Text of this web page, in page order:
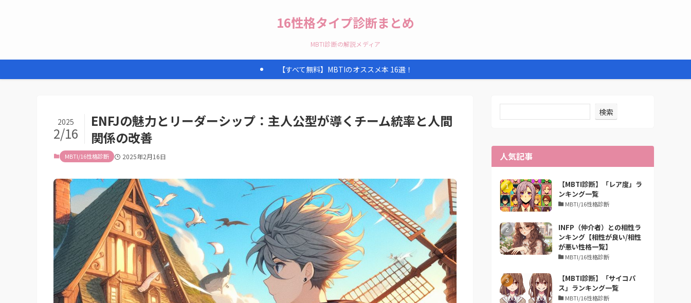
16性格タイプ診断まとめ
MBTI診断の解説メディア
【すべて無料】MBTIのオススメ本 16選！
ENFJの魅力とリーダーシップ：主人公型が導くチーム統率と人間
関係の改善
2025
2/16
MBTI/16性格診断 2025年2月16日
検索
人気記事
【MBTI診断】「レア度」ラ
ンキング一覧
MBTI/16性格診断
INFP（仲介者）との相性ラ
ンキング【相性が良い/相性
が悪い性格一覧】
MBTI/16性格診断
【MBTI診断】「サイコパ
ス」ランキング一覧
MBTI/16性格診断